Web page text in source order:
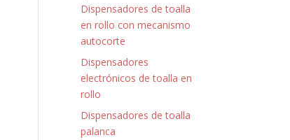
Dispensadores de toalla
en rollo con mecanismo
autocorte
Dispensadores
electrónicos de toalla en
rollo
Dispensadores de toalla
palanca